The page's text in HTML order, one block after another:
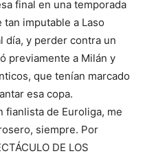
final en una temporada
imputable a Laso
día, y perder contra un
previamente a Milán y
que tenían marcado
esa copa.
fianlista de Euroliga, me
siempre. Por
DE LOS